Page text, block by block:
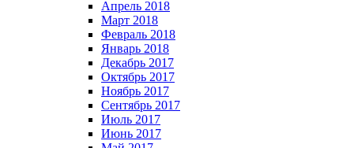
Апрель 2018
Март 2018
Февраль 2018
Январь 2018
Декабрь 2017
Октябрь 2017
Ноябрь 2017
Сентябрь 2017
Июль 2017
Июнь 2017